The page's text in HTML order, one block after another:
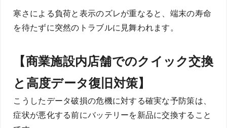
寒さによる負荷と表示のズレが重なると、端末の寿命
を待たずに突然のトラブルに見舞われます。
【商業施設内店舗でのクイック交換
と高度データ復旧対策】
こうしたデータ破損の危機に対する確実な予防策は、
症状が悪化する前にバッテリーを新品に交換すること